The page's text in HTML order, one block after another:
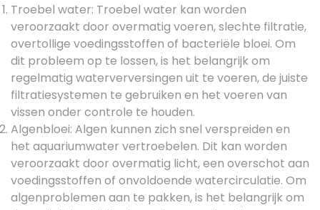
Troebel water: Troebel water kan worden
veroorzaakt door overmatig voeren, slechte filtratie,
overtollige voedingsstoffen of bacteriële bloei. Om
dit probleem op te lossen, is het belangrijk om
regelmatig waterverversingen uit te voeren, de juiste
filtratiesystemen te gebruiken en het voeren van
vissen onder controle te houden.
Algenbloei: Algen kunnen zich snel verspreiden en
het aquariumwater vertroebelen. Dit kan worden
veroorzaakt door overmatig licht, een overschot aan
voedingsstoffen of onvoldoende watercirculatie. Om
algenproblemen aan te pakken, is het belangrijk om